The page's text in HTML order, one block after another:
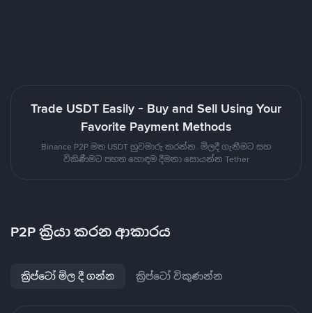
Trade USDT Easily - Buy and Sell Using Your
Favorite Payment Methods
Binance P2P මත USDT හුවමාරු කරන්න. මිලදී ගැනීමට සහ
විකිණීමට පහත හොඳම දීමනා සොයන්න Tether
P2P ක්‍රියා කරන ආකාරය
ක්‍රිප්ටෝ මිල දී ගන්න ක්‍රිප්ටෝ විකුණන්න